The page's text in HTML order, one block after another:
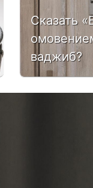
Сказать
ваджиб?